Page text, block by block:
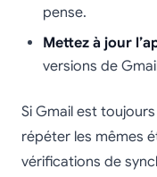
pense.
Mettez à jour
versions de
Si Gmail est
répéter les mêmes
vérifications de